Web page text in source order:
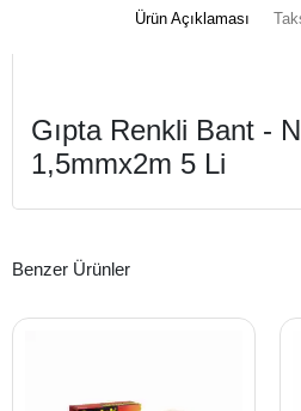
Ürün Açıklaması
Gıpta Renkli Bant -
1,5mmx2m 5 Li
Benzer Ürünler